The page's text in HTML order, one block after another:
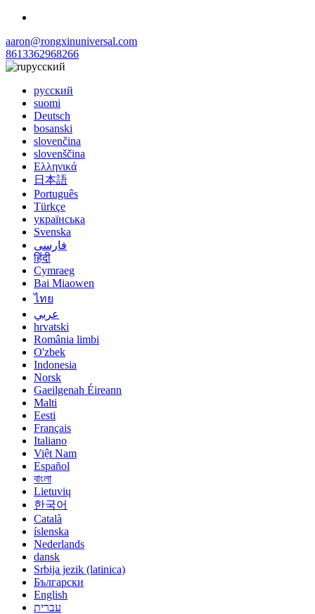
aaron@rongxinuniversal.com
8613362968266
русский
русский
suomi
Deutsch
bosanski
slovenčina
slovenščina
Ελληνικά
日本語
Português
Türkçe
українська
Svenska
فارسی
हिंदी
Cymraeg
Bai Miaowen
ไทย
عربي
hrvatski
România limbi
O'zbek
Indonesia
Norsk
Gaeilgenah Éireann
Malti
Eesti
Français
Italiano
Việt Nam
Español
বাংলা
Lietuvių
한국어
Català
íslenska
Nederlands
dansk
Srbija jezik (latinica)
Български
English
עברית